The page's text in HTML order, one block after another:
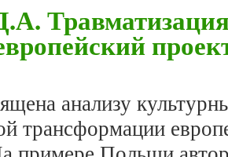
анализу
трансформации